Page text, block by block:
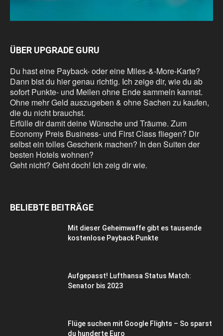
ÜBER UPGRADE GURU
Du hast eine Payback- oder eine Miles-&-More-Karte?
Dann bist du hier genau richtig. Ich zeige dir, wie du ab
sofort Punkte- und Meilen ohne Ende sammeln kannst.
Ohne mehr Geld auszugeben & ohne Sachen zu kaufen,
die du nicht brauchst.
Erfülle dir damit deine Wünsche und Träume. Zum
Economy Preis Business- und First Class fliegen? Dir
selbst ein tolles Geschenk machen? In den Suiten der
besten Hotels wohnen?
Geht nicht? Geht doch! Ich zeig dir wie.
BELIEBTE BEITRÄGE
Mit dieser Geheimwaffe gibt es tausende
kostenlose Payback Punkte
Aufgepasst! Lufthansa Status Match:
Senator bis 2023
Flüge suchen mit Google Flights – So sparst
du hunderte Euro